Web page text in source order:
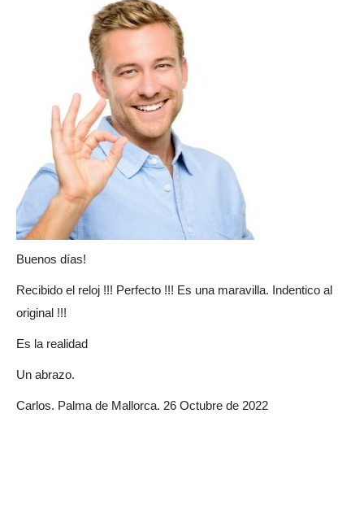
Buenos días!
Recibido el reloj !!! Perfecto !!! Es una maravilla. Indentico al
original !!!
Es la realidad
Un abrazo.
Carlos. Palma de Mallorca. 26 Octubre de 2022